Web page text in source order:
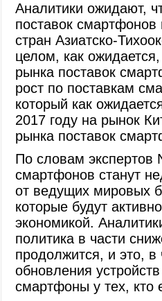
Аналитики ожидают,
поставок смартфонов
стран Азиатско-
целом, как
рынка поставок
рост по поставкам
который как
2017 году на рынок
рынка поставок
По словам экспертов
смартфонов станут
от ведущих мировых
которые будут
экономикой.
политика в части
продолжится, и это, в
обновления
смартфоны у тех, кто